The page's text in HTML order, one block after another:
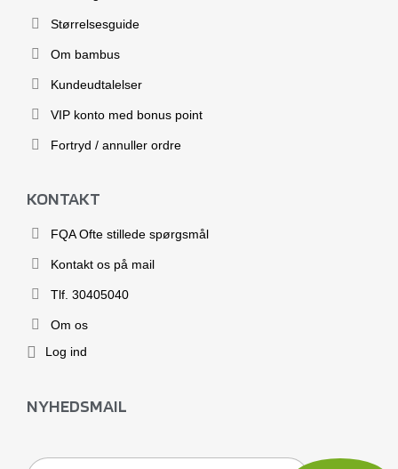
Størrelsesguide
Om bambus
Kundeudtalelser
VIP konto med bonus point
Fortryd / annuller ordre
KONTAKT
FQA Ofte stillede spørgsmål
Kontakt os på mail
Tlf. 30405040
Om os
Log ind
NYHEDSMAIL